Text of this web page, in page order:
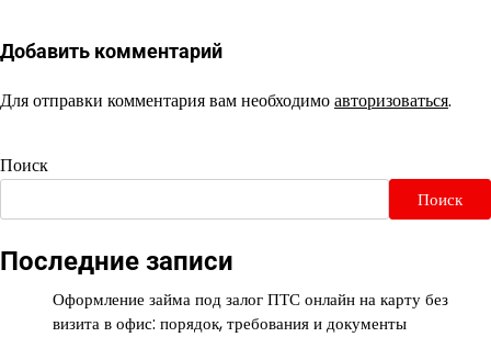
Добавить комментарий
Для отправки комментария вам необходимоавторизоваться.
Поиск
Поиск
Последние записи
Оформление займа под залог ПТС онлайн на карту без
визита в офис: порядок, требования и документы